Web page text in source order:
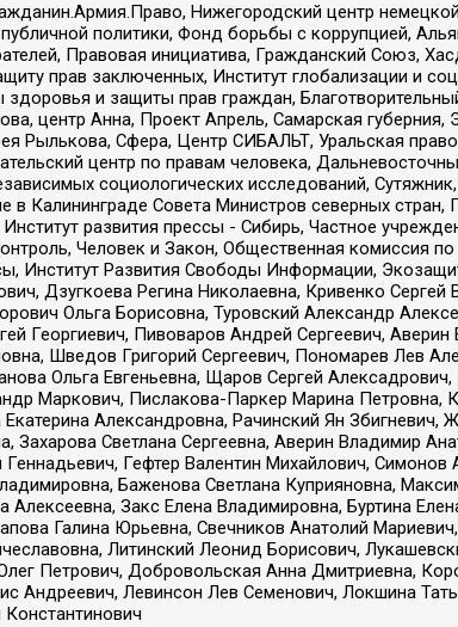
Нижегородский центр
политики, Фонд борьбы с коррупцией,
Правовая инициатива, Гражданский Союз,
прав заключенных, Институт глобализации и
здоровья и защиты прав граждан,
центр Анна, Проект Апрель, Самарская
Рылькова, Сфера, Центр СИБАЛЬТ, Уральская
центр по правам человека,
социологических исследований,
в Калининграде Совета Министров северных
развития прессы - Сибирь, Частное
Человек и Закон, Общественная комиссия
Институт Развития Свободы Информации,
Дзугкоева Регина Николаевна, Кривенко
Ольга Борисовна, Туровский Александр
Георгиевич, Пивоваров Андрей Сергеевич,
Шведов Григорий Сергеевич, Пономарев Лев
Ольга Евгеньевна, Щаров Сергей
Маркович, Пислакова-Паркер Марина Петровна,
Екатерина Александровна, Рачинский Ян
Захарова Светлана Сергеевна, Аверин Владимир
Гефтер Валентин Михайлович,
Баженова Светлана Куприяновна,
Алексеевна, Закс Елена Владимировна, Буртина
Галина Юрьевна, Свечников Анатолий
Литинский Леонид Борисович,
Петрович, Добровольская Анна Дмитриевна,
Андреевич, Левинсон Лев Семенович, Локшина